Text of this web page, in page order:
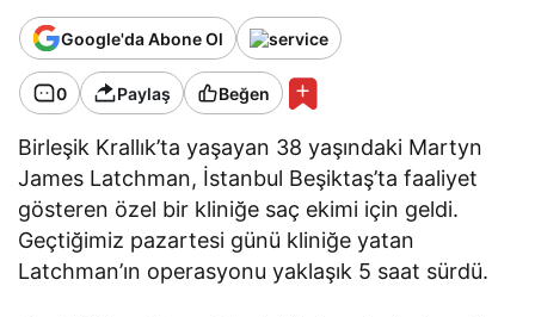
Google'da Abone Ol
0 Paylaş Beğen
Birleşik Krallık’ta yaşayan 38 yaşındaki Martyn
James Latchman, İstanbul Beşiktaş’ta faaliyet
gösteren özel bir kliniğe saç ekimi için geldi.
Geçtiğimiz pazartesi günü kliniğe yatan
Latchman’ın operasyonu yaklaşık 5 saat sürdü.